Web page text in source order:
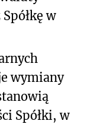
w
wymiany
Spółki, w